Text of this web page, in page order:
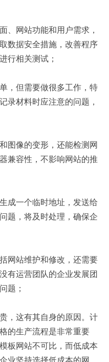
、网站功能和用户需求，
数据安全措施，改善程序
行相关测试；
，但需要做很多工作，特
录材料时应注意的问题，
图像的变形，还能检测网
兼容性，不影响网站的推
成一个临时地址，发送给
题，将及时处理，确保企
网站维护和修改，还需要
有运营团队的企业发展团
题；
，这有其自身的原因。计
的生产流程是非常重要
板网站不可比，而低成本
业坚持选择低成本的网